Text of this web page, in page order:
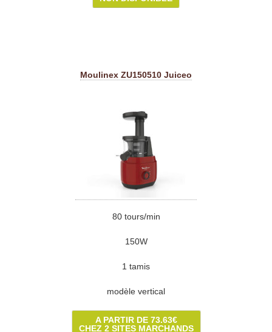
Moulinex ZU150510 Juiceo
80 tours/min
150W
1 tamis
modèle vertical
A PARTIR DE 73.63€
CHEZ 2 SITES MARCHANDS